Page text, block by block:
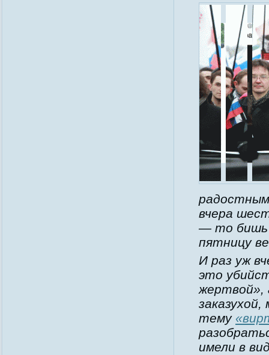
вчера
— то бишь
пятницу
И раз уж
это
жертвой»,
тему
имели в